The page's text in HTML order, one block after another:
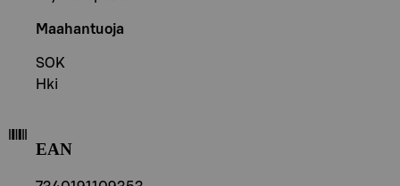
Maahantuoja
SOK
Hki
EAN